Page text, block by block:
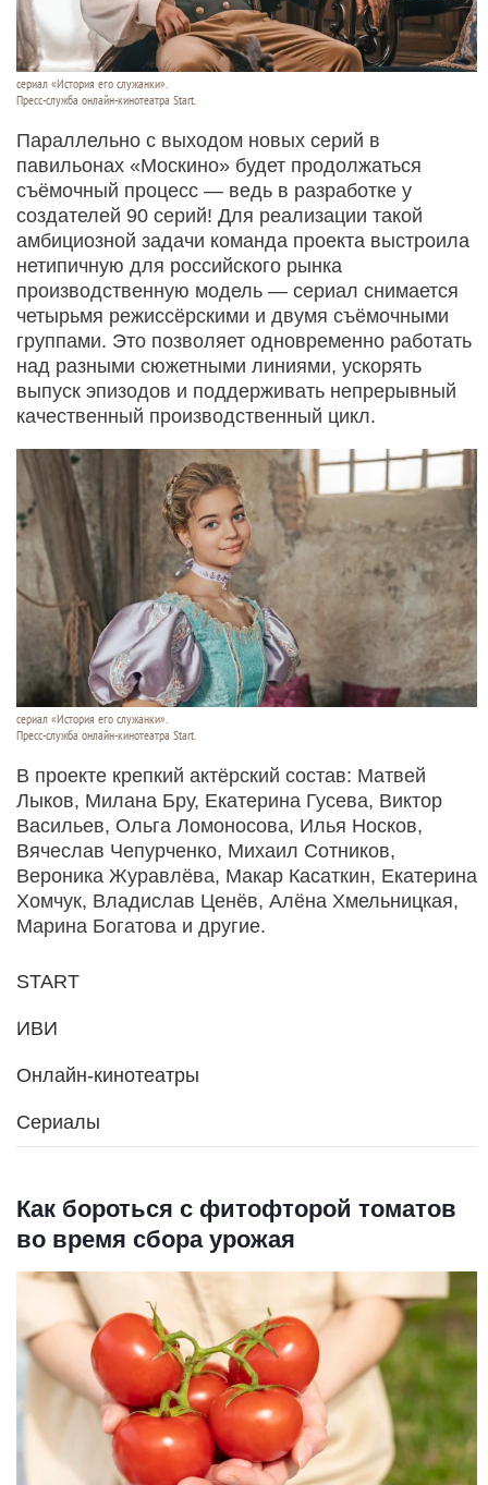
сериал «История его служанки».
Пресс-служба онлайн-кинотеатра Start.
Параллельно с выходом новых серий в
павильонах «Москино» будет продолжаться
съёмочный процесс — ведь в разработке у
создателей 90 серий! Для реализации такой
амбициозной задачи команда проекта выстроила
нетипичную для российского рынка
производственную модель — сериал снимается
четырьмя режиссёрскими и двумя съёмочными
группами. Это позволяет одновременно работать
над разными сюжетными линиями, ускорять
выпуск эпизодов и поддерживать непрерывный
качественный производственный цикл.
сериал «История его служанки».
Пресс-служба онлайн-кинотеатра Start.
В проекте крепкий актёрский состав: Матвей
Лыков, Милана Бру, Екатерина Гусева, Виктор
Васильев, Ольга Ломоносова, Илья Носков,
Вячеслав Чепурченко, Михаил Сотников,
Вероника Журавлёва, Макар Касаткин, Екатерина
Хомчук, Владислав Ценёв, Алёна Хмельницкая,
Марина Богатова и другие.
START
ИВИ
Онлайн-кинотеатры
Сериалы
Как бороться с фитофторой томатов
во время сбора урожая